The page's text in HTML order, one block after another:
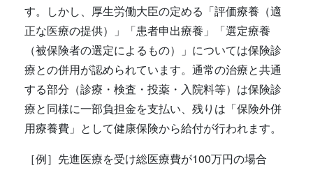
す。しかし、厚生労働大臣の定める「評価療養（適
正な医療の提供）」「患者申出療養」「選定療養
（被保険者の選定によるもの）」については保険診
療との併用が認められています。通常の治療と共通
する部分（診療・検査・投薬・入院料等）は保険診
療と同様に一部負担金を支払い、残りは「保険外併
用療養費」として健康保険から給付が行われます。
［例］先進医療を受け総医療費が100万円の場合